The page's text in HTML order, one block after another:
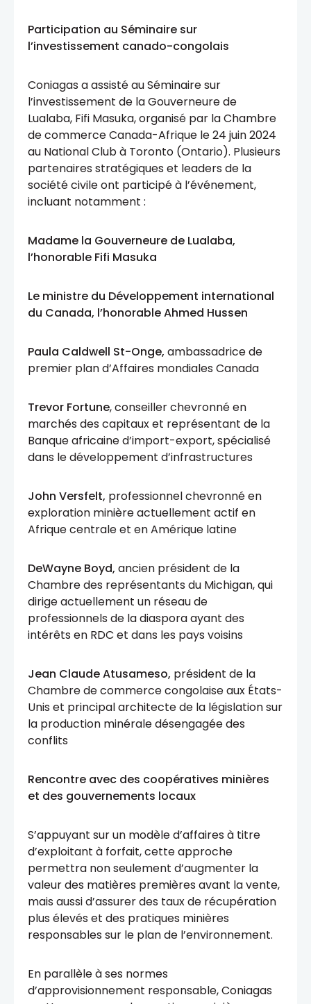
Participation au Séminaire sur
l’investissement canado-congolais
Coniagas a assisté au Séminaire sur
l’investissement de la Gouverneure de
Lualaba, Fifi Masuka, organisé par la Chambre
de commerce Canada-Afrique le 24 juin 2024
au National Club à Toronto (Ontario). Plusieurs
partenaires stratégiques et leaders de la
société civile ont participé à l’événement,
incluant notamment :
Madame la Gouverneure de Lualaba,
l’honorable Fifi Masuka
Le ministre du Développement international
du Canada, l’honorable Ahmed Hussen
Paula Caldwell St-Onge, ambassadrice de
premier plan d’Affaires mondiales Canada
Trevor Fortune, conseiller chevronné en
marchés des capitaux et représentant de la
Banque africaine d’import-export, spécialisé
dans le développement d’infrastructures
John Versfelt, professionnel chevronné en
exploration minière actuellement actif en
Afrique centrale et en Amérique latine
DeWayne Boyd, ancien président de la
Chambre des représentants du Michigan, qui
dirige actuellement un réseau de
professionnels de la diaspora ayant des
intérêts en RDC et dans les pays voisins
Jean Claude Atusameso, président de la
Chambre de commerce congolaise aux États-
Unis et principal architecte de la législation sur
la production minérale désengagée des
conflits
Rencontre avec des coopératives minières
et des gouvernements locaux
S’appuyant sur un modèle d’affaires à titre
d’exploitant à forfait, cette approche
permettra non seulement d’augmenter la
valeur des matières premières avant la vente,
mais aussi d’assurer des taux de récupération
plus élevés et des pratiques minières
responsables sur le plan de l’environnement.
En parallèle à ses normes
d’approvisionnement responsable, Coniagas